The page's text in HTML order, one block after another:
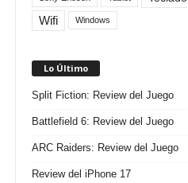
Wifi Windows
Lo Último
Split Fiction: Review del Juego
Battlefield 6: Review del Juego
ARC Raiders: Review del Juego
Review del iPhone 17